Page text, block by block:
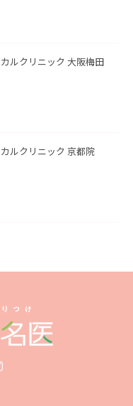
ルクリニック 大阪梅田
ルクリニック 京都院